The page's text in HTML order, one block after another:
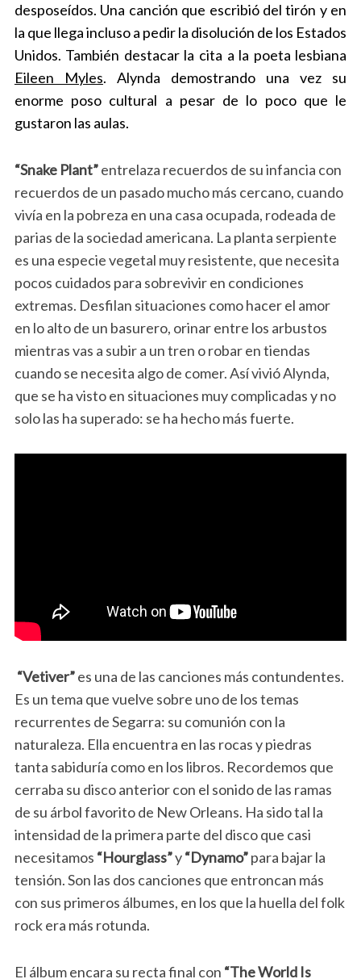
desposeídos. Una canción que escribió del tirón y en
la que llega incluso a pedir la disolución de los Estados
Unidos. También destacar la cita a la poeta lesbiana
Eileen Myles. Alynda demostrando una vez su
enorme poso cultural a pesar de lo poco que le
gustaron las aulas.
“Snake Plant”entrelaza recuerdos de su infancia con
recuerdos de un pasado mucho más cercano, cuando
vivía en la pobreza en una casa ocupada, rodeada de
parias de la sociedad americana. La planta serpiente
es una especie vegetal muy resistente, que necesita
pocos cuidados para sobrevivir en condiciones
extremas. Desfilan situaciones como hacer el amor
en lo alto de un basurero, orinar entre los arbustos
mientras vas a subir a un tren o robar en tiendas
cuando se necesita algo de comer. Así vivió Alynda,
que se ha visto en situaciones muy complicadas y no
solo las ha superado: se ha hecho más fuerte.
“Vetiver”es una de las canciones más contundentes.
Es un tema que vuelve sobre uno de los temas
recurrentes de Segarra: su comunión con la
naturaleza. Ella encuentra en las rocas y piedras
tanta sabiduría como en los libros. Recordemos que
cerraba su disco anterior con el sonido de las ramas
de su árbol favorito de New Orleans. Ha sido tal la
intensidad de la primera parte del disco que casi
necesitamos “Hourglass”y“Dynamo”para bajar la
tensión. Son las dos canciones que entroncan más
con sus primeros álbumes, en los que la huella del folk
rock era más rotunda.
El álbum encara su recta final con “The World Is